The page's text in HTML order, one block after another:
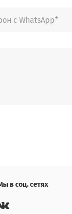
в соц. сетях